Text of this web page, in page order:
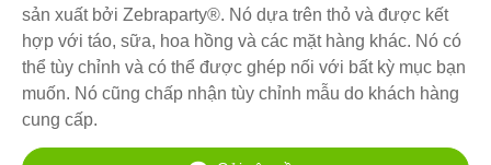
sản xuất bởi Zebraparty®. Nó dựa trên thỏ và được kết
hợp với táo, sữa, hoa hồng và các mặt hàng khác. Nó có
thể tùy chỉnh và có thể được ghép nối với bất kỳ mục bạn
muốn. Nó cũng chấp nhận tùy chỉnh mẫu do khách hàng
cung cấp.